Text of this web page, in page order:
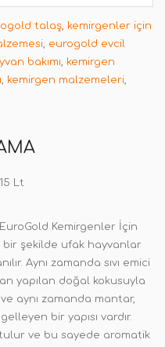
talaş, kemirgenler için
, eurogold evcil
bakımı, kemirgen
, kemirgen malzemeleri,
Lt
Kemirgenler İçin
bir şekilde ufak hayvanlar
Aynı zamanda sıvı emici
yapılan doğal kokusuyla
aynı zamanda mantar,
bir yapısı vardır.
ve bu sayede aromatik